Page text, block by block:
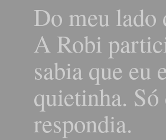
Do meu lado
A Robi
sabia que eu
quietinha.
respondia.